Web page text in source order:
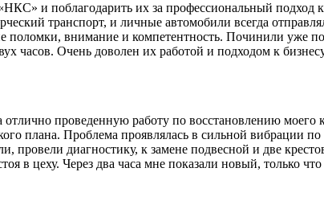
и поблагодарить их за профессиональный
транспорт, и личные автомобили всегда
поломки, внимание и компетентность. Починили уже
часов. Очень доволен их работой и подходом к
проведенную работу по восстановлению моего
плана. Проблема проявлялась в сильной вибрации
провели диагностику, к замене подвесной и две
в цеху. Через два часа мне показали новый, только